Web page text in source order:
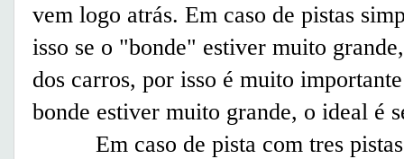
vem logo atrás. Em caso de pistas
isso se o "bonde" estiver muito
dos carros, por isso é muito
bonde estiver muito grande, o ideal é
Em caso de pista com tres pistas